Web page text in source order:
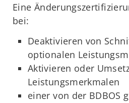
Eine
bei:
Deaktivieren von
optionalen
Aktivieren oder
Leistungsmerkmalen
einer von der BDBOS